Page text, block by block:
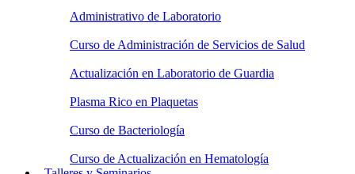
Administrativo de Laboratorio
Curso de Administración de Servicios de Salud
Actualización en Laboratorio de Guardia
Plasma Rico en Plaquetas
Curso de Bacteriología
Curso de Actualización en Hematología